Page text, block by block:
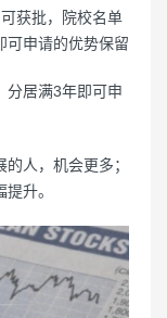
获批，院校名单
可申请的优势保留
分居满3年即可申
人，机会更多；
升。